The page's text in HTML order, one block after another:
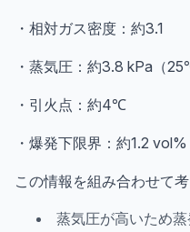
・相対ガス密度：約3.1
・蒸気圧：約3.8 kPa（
・引火点：約4℃
・爆発下限界：約1.2 vol%
この情報を組み合わせて
蒸気圧が高いため蒸